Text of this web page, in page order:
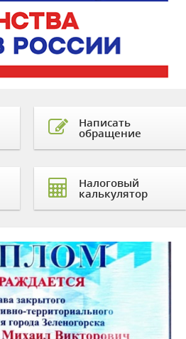
Написать
обращение
Налоговый
калькулятор